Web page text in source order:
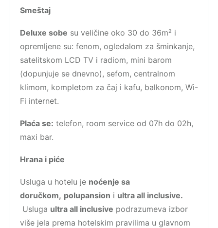
Smeštaj
Deluxe sobe su veličine oko 30 do 36m² i
opremljene su: fenom, ogledalom za šminkanje,
satelitskom LCD TV i radiom, mini barom
(dopunjuje se dnevno), sefom, centralnom
klimom, kompletom za čaj i kafu, balkonom, Wi-
Fi internet.
Plaća se: telefon, room service od 07h do 02h,
maxi bar.
Hrana i piće
Usluga u hotelu je noćenje sa
doručkom, polupansion i ultra all inclusive.
Usluga ultra all inclusive podrazumeva izbor
više jela prema hotelskim pravilima u glavnom